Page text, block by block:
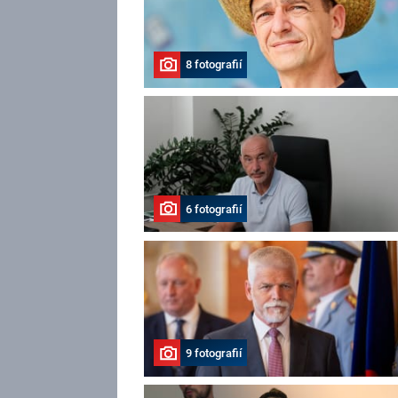
8 fotografií
6 fotografií
9 fotografií